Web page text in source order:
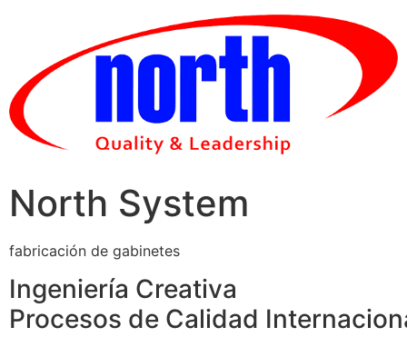
North System
fabricación de gabinetes
Ingeniería Creativa
Procesos de Calidad